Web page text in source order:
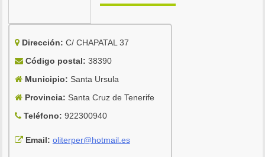
Dirección: C/ CHAPATAL 37
Código postal: 38390
Municipio: Santa Ursula
Provincia: Santa Cruz de Tenerife
Teléfono: 922300940
Email: oliterper@hotmail.es